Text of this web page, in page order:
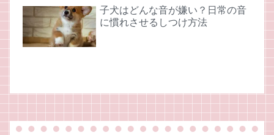
子犬はどんな音が嫌い？日常の音
に慣れさせるしつけ方法